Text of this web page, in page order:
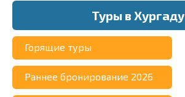
Туры в Хургаду
Горящие туры
Раннее бронирование 2026